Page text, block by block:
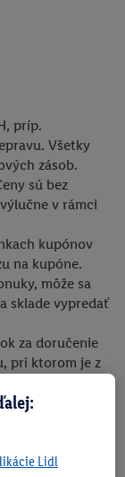
príp.
Všetky
zásob.
sú bez
v rámci
kupónov
na kupóne.
môže sa
sklade vypredať
za doručenie
pri ktorom je z
osobitná
Lidl